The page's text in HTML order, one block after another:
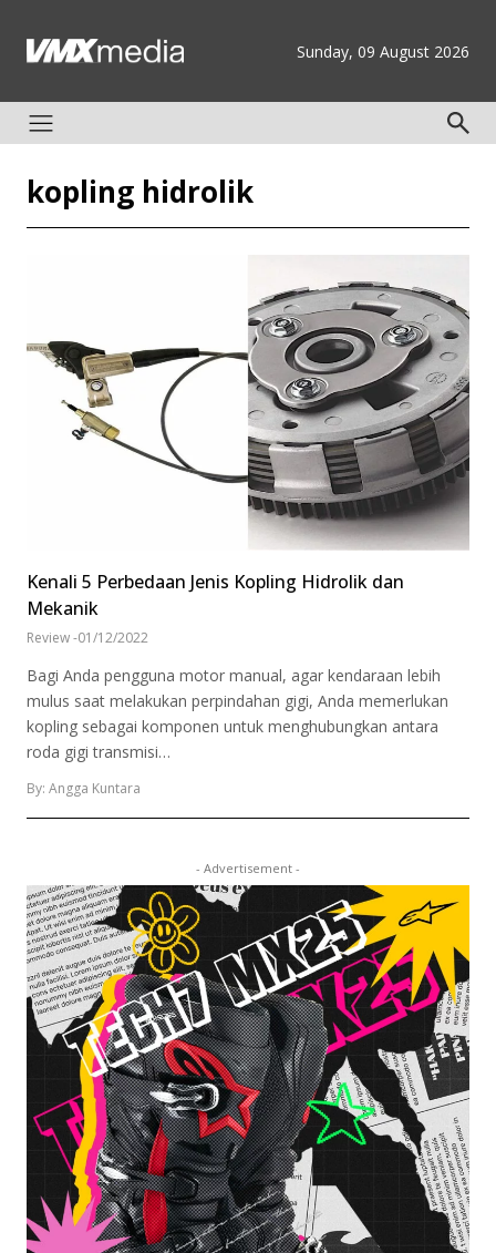
Sunday, 09 August 2026
kopling hidrolik
Kenali 5 Perbedaan Jenis Kopling Hidrolik dan
Mekanik
Review-01/12/2022
Bagi Anda pengguna motor manual, agar kendaraan lebih
mulus saat melakukan perpindahan gigi, Anda memerlukan
kopling sebagai komponen untuk menghubungkan antara
roda gigi transmisi…
By: Angga Kuntara
- Advertisement -